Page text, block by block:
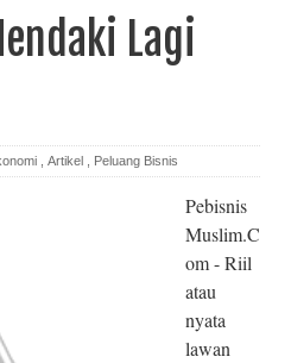
Lagi
Artikel Peluang Bisnis
Pebisnis
Muslim.C
om - Riil
atau
nyata
lawan